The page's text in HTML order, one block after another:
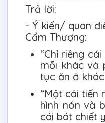
Trả lời:
- Ý kiến/ quan
Cẩm Thượng:
“Chỉ riêng
mỗi khác và
tục ăn ở khác
“Một cải tiến
hình nón và
cái bát chiết